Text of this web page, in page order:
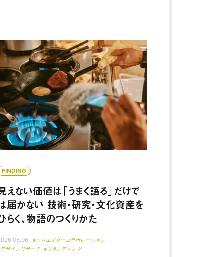
どう魅せるのか？ ー技術・研究・文化資産を、物語でひら
FINDING
えない価値は「うまく語る」だけで
届かない 技術・研究・文化資産を
らく、物語のつくりかた
#クリエイターコラボレーション
ザインリサーチ
#ブランディング
見えない価値は「うまく語る」だけでは届かない 技術・研究